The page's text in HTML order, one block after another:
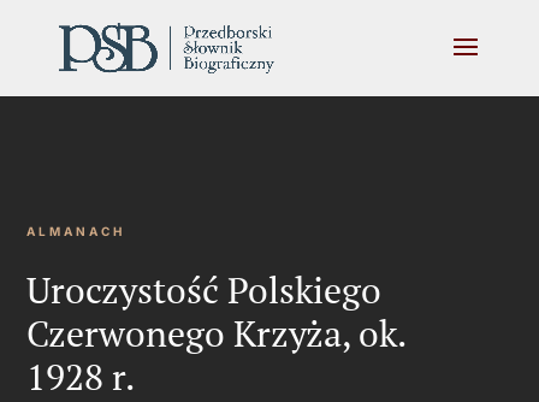
ALMANACH
Uroczystość Polskiego
Czerwonego Krzyża, ok.
1928 r.